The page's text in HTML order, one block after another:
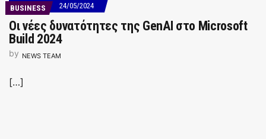
BUSINESS 24/05/2024
Οι νέες δυνατότητες της GenAI στο Microsoft
Build 2024
by NEWS TEAM
[…]